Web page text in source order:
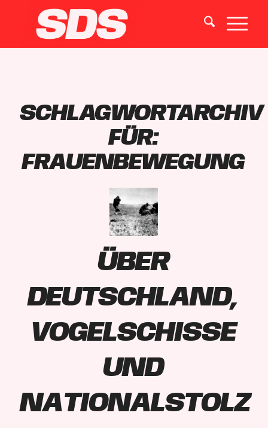
SCHLAGWORTARCHIV
FÜR:
FRAUENBEWEGUNG
Über
Deutschland,
Vogelschisse
und
Nationalstolz